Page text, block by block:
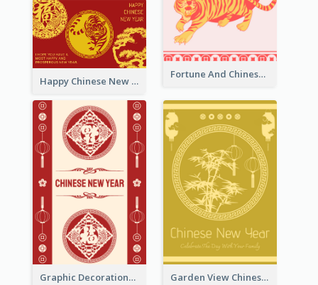
Fortune And Chinese New Year Greeting Card
Happy Chinese New Year Greeting Card With Circle illustrations
Graphic Decorations Chinese New Year Greeting Card Garden View Chinese New Year Greeting Card